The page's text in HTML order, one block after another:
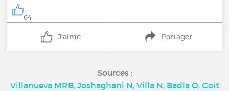
64
J'aime Partager
Sources :
Villanueva MRB, Joshaghani N, Villa N, Badla O, Goit